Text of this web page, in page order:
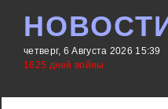
четверг, 6 Августа 2026 15:39
1625 дней войны